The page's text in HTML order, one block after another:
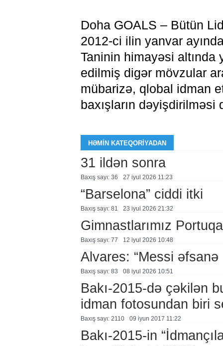
Doha GOALS – Bütün
2012-ci ilin yanvar
Taninin himayəsi altında
edilmiş digər mövzular
mübarizə, qlobal idman
baxışların dəyişdirilməsi
HƏMIN KATEQORIYADAN
31 ildən sonra
Baxış sayı: 36 27 i̇yul 2026 11:23
“Barselona” ciddi itki
Baxış sayı: 81 23 i̇yul 2026 21:32
Gimnastlarımız
Baxış sayı: 77 12 i̇yul 2026 10:48
Alvares: “Messi
Baxış sayı: 83 08 i̇yul 2026 10:51
Bakı-2015-də çəkilən
idman fotosundan biri
Baxış sayı: 2110 09 i̇yun 2017 11:22
Bakı-2015-in